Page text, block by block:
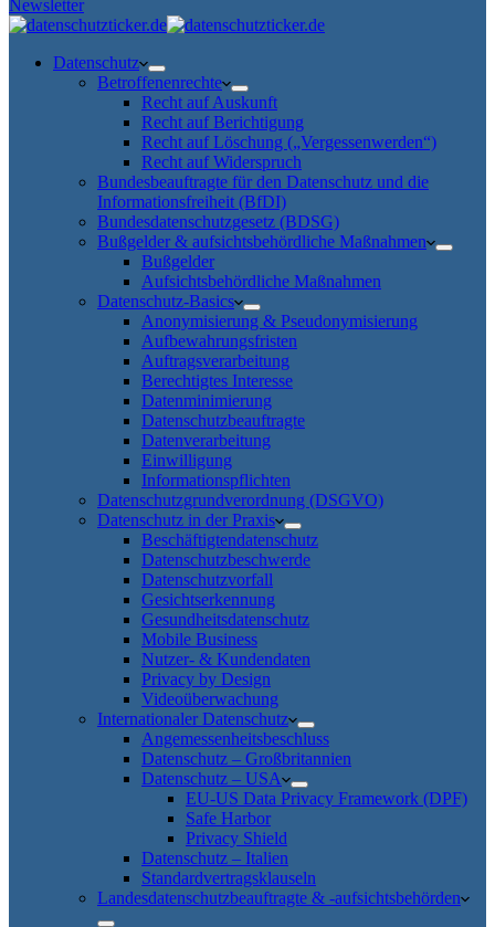
Newsletter
Datenschutz
Betroffenenrechte
Recht auf Auskunft
Recht auf Berichtigung
Recht auf Löschung („Vergessenwerden“)
Recht auf Widerspruch
Bundesbeauftragte für den Datenschutz und die
Informationsfreiheit (BfDI)
Bundesdatenschutzgesetz (BDSG)
Bußgelder & aufsichtsbehördliche Maßnahmen
Bußgelder
Aufsichtsbehördliche Maßnahmen
Datenschutz-Basics
Anonymisierung & Pseudonymisierung
Aufbewahrungsfristen
Auftragsverarbeitung
Berechtigtes Interesse
Datenminimierung
Datenschutzbeauftragte
Datenverarbeitung
Einwilligung
Informationspflichten
Datenschutzgrundverordnung (DSGVO)
Datenschutz in der Praxis
Beschäftigtendatenschutz
Datenschutzbeschwerde
Datenschutzvorfall
Gesichtserkennung
Gesundheitsdatenschutz
Mobile Business
Nutzer- & Kundendaten
Privacy by Design
Videoüberwachung
Internationaler Datenschutz
Angemessenheitsbeschluss
Datenschutz – Großbritannien
Datenschutz – USA
EU-US Data Privacy Framework (DPF)
Safe Harbor
Privacy Shield
Datenschutz – Italien
Standardvertragsklauseln
Landesdatenschutzbeauftragte & -aufsichtsbehörden